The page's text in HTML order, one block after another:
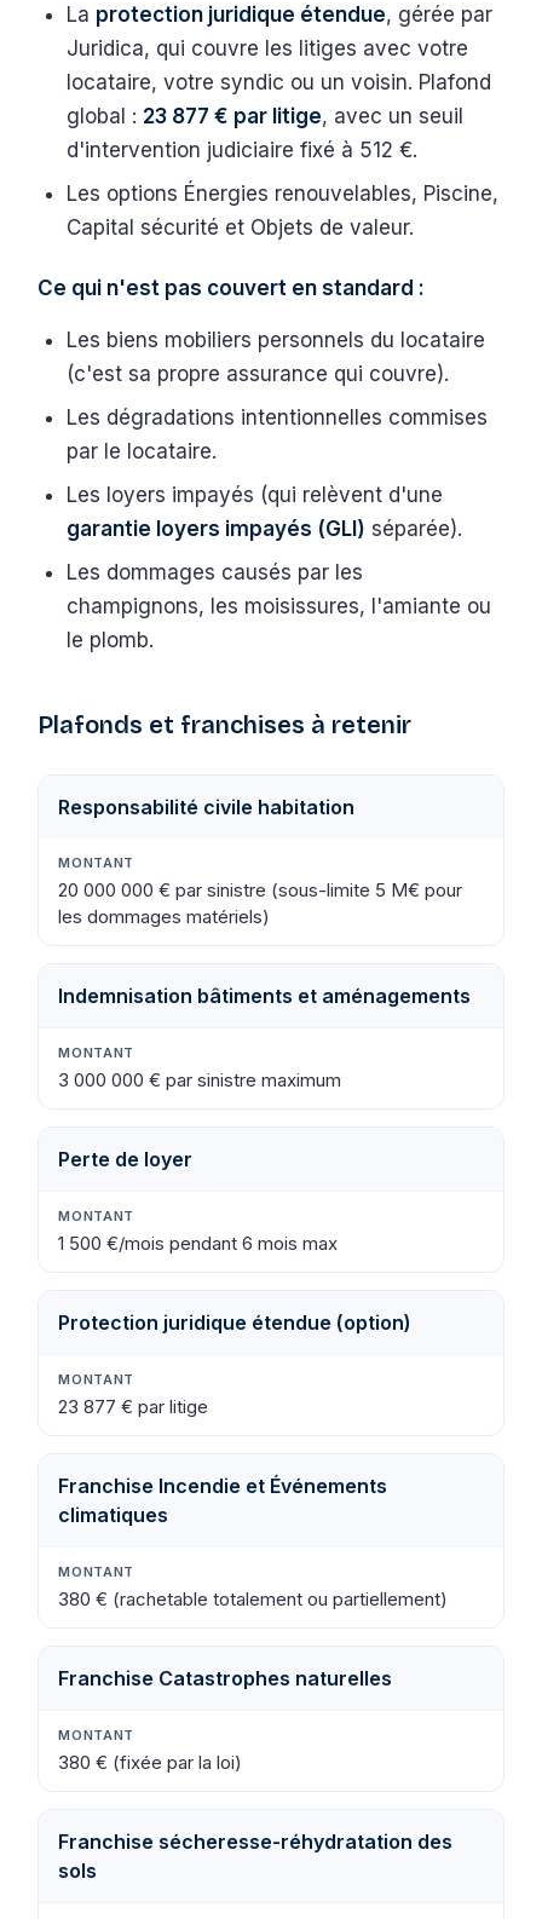
La protection juridique étendue, gérée par
Juridica, qui couvre les litiges avec votre
locataire, votre syndic ou un voisin. Plafond
global : 23 877 € par litige, avec un seuil
d'intervention judiciaire fixé à 512 €.
Les options Énergies renouvelables, Piscine,
Capital sécurité et Objets de valeur.
Ce qui n'est pas couvert en standard :
Les biens mobiliers personnels du locataire
(c'est sa propre assurance qui couvre).
Les dégradations intentionnelles commises
par le locataire.
Les loyers impayés (qui relèvent d'une
garantie loyers impayés (GLI) séparée).
Les dommages causés par les
champignons, les moisissures, l'amiante ou
le plomb.
Plafonds et franchises à retenir
Responsabilité civile habitation
20 000 000 € par sinistre (sous-limite 5 M€ pour
les dommages matériels)
Indemnisation bâtiments et aménagements
3 000 000 € par sinistre maximum
Perte de loyer
1 500 €/mois pendant 6 mois max
Protection juridique étendue (option)
23 877 € par litige
Franchise Incendie et Événements
climatiques
380 € (rachetable totalement ou partiellement)
Franchise Catastrophes naturelles
380 € (fixée par la loi)
Franchise sécheresse-réhydratation des
sols